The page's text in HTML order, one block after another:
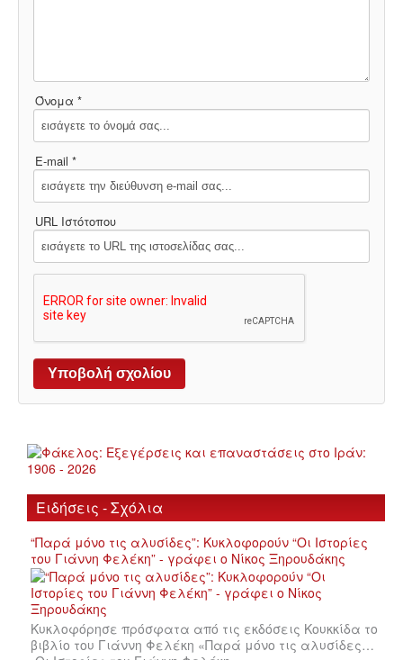
Όνομα *
E-mail *
URL Ιστότοπου
Ειδήσεις - Σχόλια
“Παρά μόνο τις αλυσίδες”: Κυκλοφορούν “Οι Ιστορίες
του Γιάννη Φελέκη” - γράφει ο Νίκος Ξηρουδάκης
Κυκλοφόρησε πρόσφατα από τις εκδόσεις Κουκκίδα το
βιβλίο του Γιάννη Φελέκη «Παρά μόνο τις αλυσίδες…